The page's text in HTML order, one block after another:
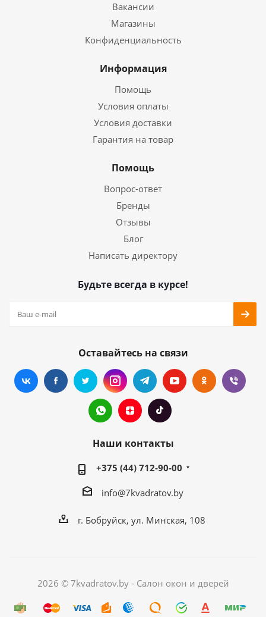
Вакансии
Магазины
Конфиденциальность
Информация
Помощь
Условия оплаты
Условия доставки
Гарантия на товар
Помощь
Вопрос-ответ
Бренды
Отзывы
Блог
Написать директору
Будьте всегда в курсе!
Оставайтесь на связи
Наши контакты
+375 (44) 712-90-00
info@7kvadratov.by
г. Бобруйск, ул. Минская, 108
2026 © 7kvadratov.by - Салон окон и дверей